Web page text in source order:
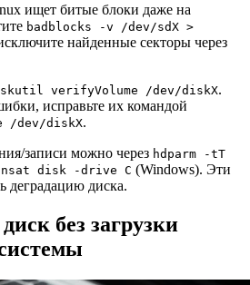
ищет битые блоки даже на
badblocks -v /dev/sdX >
найденные секторы через
verifyVolume /dev/diskX.
исправьте их командой
/dev/diskX.
записи можно через hdparm -tT
disk -drive C (Windows). Эти
деградацию диска.
без загрузки